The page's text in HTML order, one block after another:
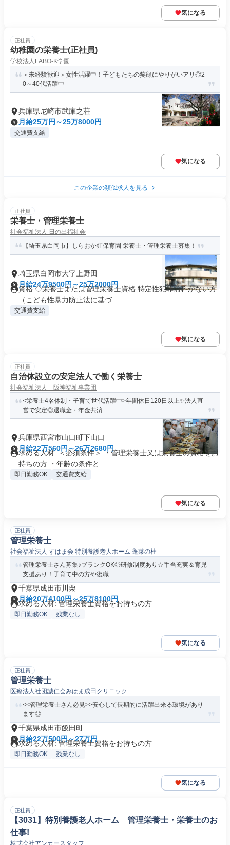
気になる
正社員
幼稚園の栄養士(正社員)
学校法人LABO-K学園
＜未経験歓迎＞女性活躍中！子どもたちの笑顔にやりがいアリ◎2
0～40代活躍中
兵庫県尼崎市武庫之荘
月給25万円～25万8000円
交通費支給
気になる
この企業の類似求人を見る
正社員
栄養士・管理栄養士
社会福祉法人 日の出福祉会
【埼玉県白岡市】しらおか虹保育園 栄養士・管理栄養士募集！
埼玉県白岡市大字上野田
月給24万9500円～25万2000円
資格 ◇栄養士または管理栄養士資格 特定性犯罪前科がない方
（こども性暴力防止法に基づ...
交通費支給
気になる
正社員
自治体設立の安定法人で働く栄養士
社会福祉法人 阪神福祉事業団
<栄養士4名体制・子育て世代活躍中>年間休日120日以上✨法人直
営で安定◎退職金・年金共済...
兵庫県西宮市山口町下山口
月給22万560円～26万2680円
求める人材: ＜必須条件＞ ・管理栄養士又は栄養士の資格をお
持ちの方 ・年齢の条件と...
即日勤務OK 交通費支給
気になる
正社員
管理栄養士
社会福祉法人 すはま会 特別養護老人ホーム 蓬莱の杜
管理栄養士さん募集♪ブランクOK◎研修制度あり☆手当充実＆育児
支援あり！子育て中の方や復職...
千葉県成田市川栗
月給20万4100円～25万8100円
求める人材: 管理栄養士資格をお持ちの方
即日勤務OK 残業なし
気になる
正社員
管理栄養士
医療法人社団誠仁会みはま成田クリニック
<<管理栄養士さん必見>>安心して長期的に活躍出来る環境があり
ます◎
千葉県成田市飯田町
月給22万500円～27万円
求める人材: 管理栄養士資格をお持ちの方
即日勤務OK 残業なし
気になる
正社員
【3031】特別養護老人ホーム 管理栄養士・栄養士のお
仕事!
株式会社アンカースタッフ